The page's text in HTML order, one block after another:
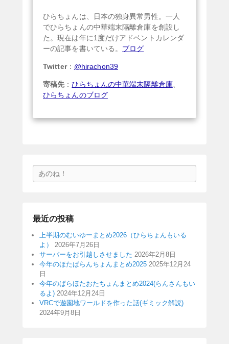
ひらちょんは、日本の独身異常男性。一人
でひらちょんの中華端末隔離倉庫を創設し
た。現在は年に1度だけアドベントカレンダ
ーの記事を書いている。 ブログ
Twitter： @hirachon39
寄稿先 ：ひらちょんの中華端末隔離倉庫、
ひらちょんのブログ
索
最近の投稿
上半期のむいゆーまとめ2026（ひらちょんもいる
よ）
2026年7月26日
サーバーをお引越しさせました 2026年2月8日
今年のほたぱらんちょんまとめ2025 2025年12月24
日
今年のぱらほたおたちょんまとめ2024(らんさんもい
るよ) 2024年12月24日
VRCで遊園地ワールドを作った話(ギミック解説)
2024年9月8日